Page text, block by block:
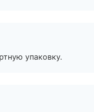
упаковку.